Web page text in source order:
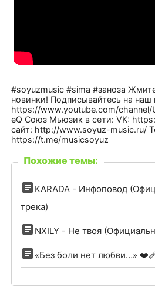
#soyuzmusic #sima #заноза
новинки! Подписывайтесь на наш
https://www.youtube.com/channel/
eQ Союз Мьюзик в сети: VK:
сайт: http://www.soyuz-music.ru/
https://t.me/musicsoyuz
Похожие темы:
KARADA - Инфоповод
трека)
NXILY - Не твоя
«Без боли нет любви…»